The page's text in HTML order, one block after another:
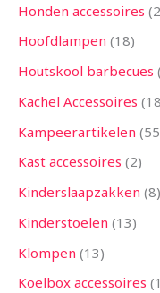
Honden accessoires 2
Hoofdlampen 18
Houtskool barbecues
Kachel Accessoires 18
Kampeerartikelen
Kast accessoires 2
Kinderslaapzakken 8
Kinderstoelen 13
Klompen 13
Koelbox accessoires